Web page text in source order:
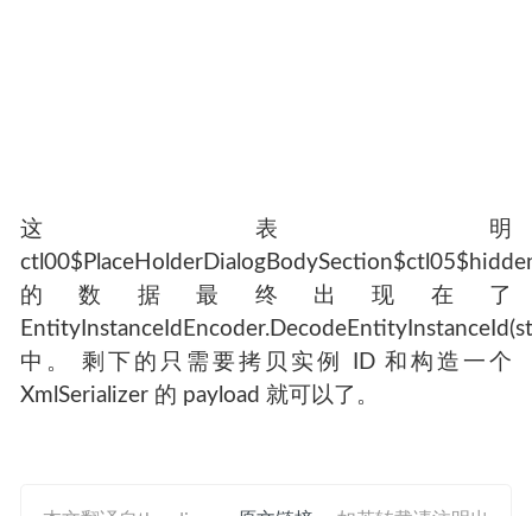
这表明
的数据最终出现在了
中。 剩下的只需要拷贝实例 ID 和构造一个
XmlSerializer 的 payload 就可以了。